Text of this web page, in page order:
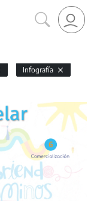
Infografía